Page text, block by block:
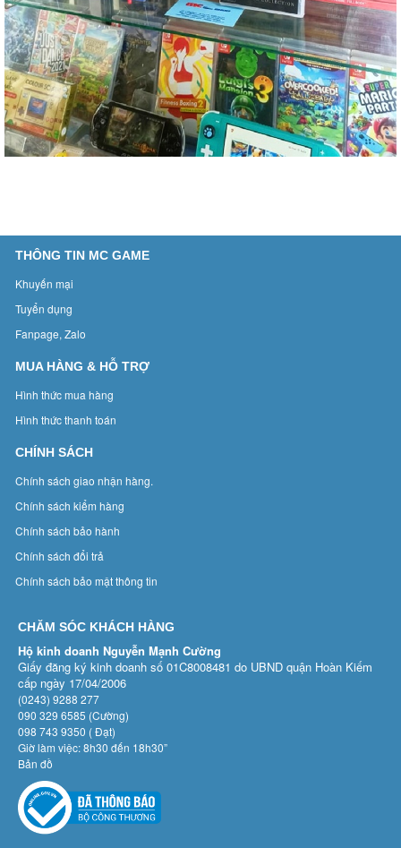
THÔNG TIN MC GAME
Khuyến mại
Tuyển dụng
Fanpage, Zalo
MUA HÀNG & HỖ TRỢ
Hình thức mua hàng
Hình thức thanh toán
CHÍNH SÁCH
Chính sách giao nhận hàng.
Chính sách kiểm hàng
Chính sách bảo hành
Chính sách đổi trả
Chính sách bảo mật thông tin
CHĂM SÓC KHÁCH HÀNG
Hộ kinh doanh Nguyễn Mạnh Cường
Giấy đăng ký kinh doanh số 01C8008481 do UBND quận Hoàn Kiếm
cấp ngày 17/04/2006
(0243) 9288 277
090 329 6585 (Cường)
098 743 9350 ( Đạt)
Giờ làm việc: 8h30 đến 18h30”
Bản đồ